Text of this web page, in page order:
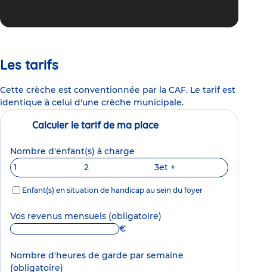
Les tarifs
Cette crèche est conventionnée par la CAF. Le tarif est
identique à celui d'une crèche municipale.
Calculer le tarif de ma place
Nombre d'enfant(s) à charge
1
2 3et +
Enfant(s) en situation de handicap au sein du foyer
Vos revenus mensuels (obligatoire)
€
Nombre d'heures de garde par semaine
(obligatoire)